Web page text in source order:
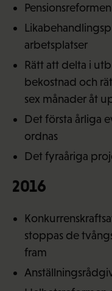
arbetsplatser
Rätt att delta i
bekostnad och
sex månader åt
Det första årliga
ordnas
Det fyraåriga
2016
stoppas de
fram